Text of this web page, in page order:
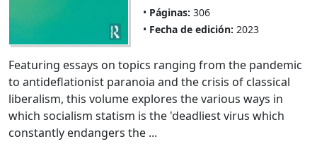
Páginas: 306
Fecha de edición: 2023
Featuring essays on topics ranging from the pandemic
to antideflationist paranoia and the crisis of classical
liberalism, this volume explores the various ways in
which socialism statism is the 'deadliest virus which
constantly endangers the ...